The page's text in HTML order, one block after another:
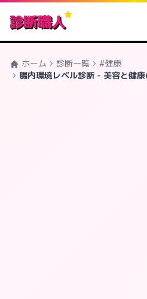
診断職人
ホーム 診断一覧
#健康
腸内環境レベル診断 - 美容と健康